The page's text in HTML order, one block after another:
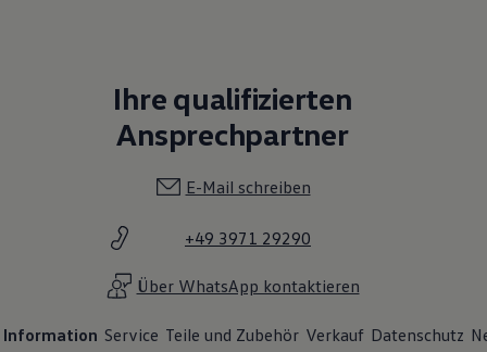
Ihre qualifizierten
Ansprechpartner
E-Mail schreiben
+49 3971 29290
Über WhatsApp kontaktieren
Information Service Teile und Zubehör Verkauf Datenschutz